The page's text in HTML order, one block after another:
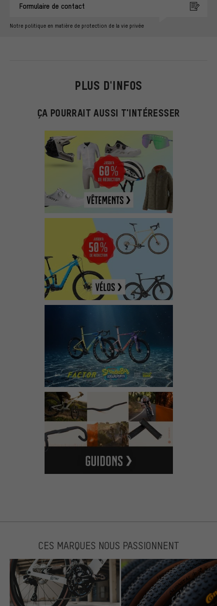
Formulaire de contact
Notre politique en matière de protection de la vie privée
PLUS D'INFOS
ÇA POURRAIT AUSSI T'INTÉRESSER
CES MARQUES NOUS PASSIONNENT